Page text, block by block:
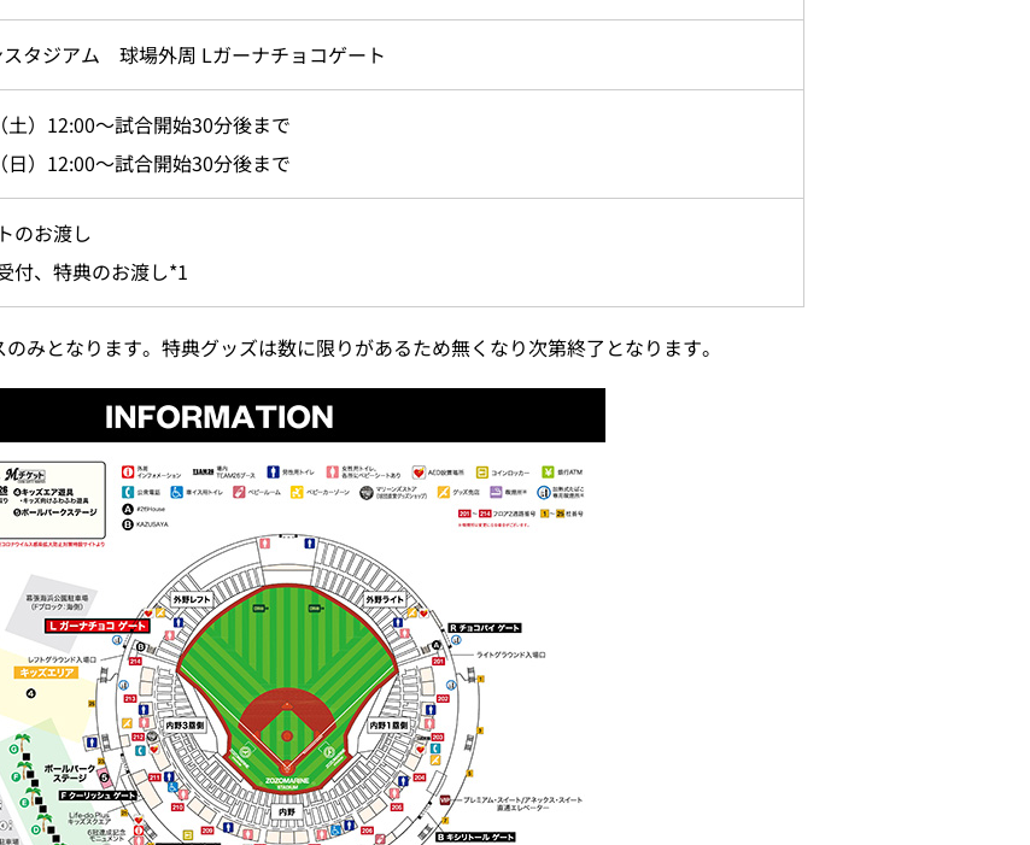
タジアム 球場外周 Lガーナチョコゲート
土）12:00～試合開始30分後まで
日）12:00～試合開始30分後まで
のお渡し
付、特典のお渡し*1
となります。特典グッズは数に限りがあるため無くなり次第終了となります。